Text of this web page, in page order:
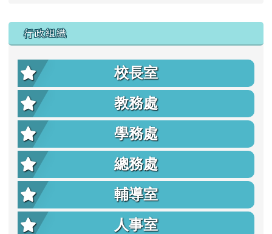
行政組織
校長室
教務處
學務處
總務處
輔導室
人事室